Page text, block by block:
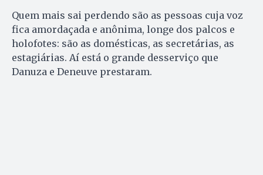
Quem mais sai perdendo são as pessoas cuja voz
fica amordaçada e anônima, longe dos palcos e
holofotes: são as domésticas, as secretárias, as
estagiárias. Aí está o grande desserviço que
Danuza e Deneuve prestaram.